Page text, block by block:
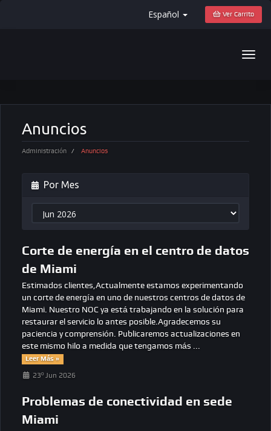
Español Ver Carrito
Anuncios
Administración Anuncios
Por Mes
Corte de energía en el centro de datos
de Miami
Estimados clientes,Actualmente estamos experimentando
un corte de energía en uno de nuestros centros de datos de
Miami. Nuestro NOC ya está trabajando en la solución para
restaurar el servicio lo antes posible.Agradecemos su
paciencia y comprensión. Publicaremos actualizaciones en
este mismo hilo a medida que tengamos más ...
Leer Más »
23º Jun 2026
Problemas de conectividad en sede
Miami